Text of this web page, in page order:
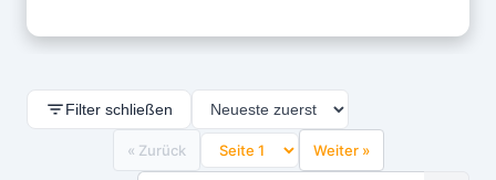
Filter schließen
« Zurück Weiter »